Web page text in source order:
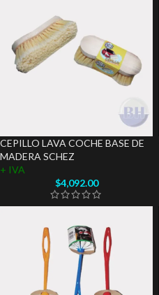
CEPILLO LAVA COCHE BASE DE
MADERA SCHEZ
+ IVA
$4,092.00